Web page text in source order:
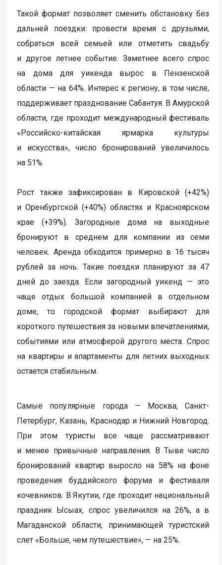
Такой формат позволяет сменить обстановку без
дальней поездки: провести время с друзьями,
собраться всей семьей или отметить свадьбу
и другое летнее событие. Заметнее всего спрос
на дома для уикенда вырос в Пензенской
области — на 64%. Интерес к региону, в том числе,
поддерживает празднование Сабантуя. В Амурской
области, где проходит международный фестиваль
«Российско-китайская ярмарка культуры
и искусства», число бронирований увеличилось
на 51%.
Рост также зафиксирован в Кировской (+42%)
и Оренбургской (+40%) областях и Красноярском
крае (+39%). Загородные дома на выходные
бронируют в среднем для компании из семи
человек. Аренда обходится примерно в 16 тысяч
рублей за ночь. Такие поездки планируют за 47
дней до заезда. Если загородный уикенд — это
чаще отдых большой компанией в отдельном
доме, то городской формат выбирают для
короткого путешествия за новыми впечатлениями,
событиями или атмосферой другого места. Спрос
на квартиры и апартаменты для летних выходных
остается стабильным.
Самые популярные города — Москва, Санкт-
Петербург, Казань, Краснодар и Нижний Новгород.
При этом туристы все чаще рассматривают
и менее привычные направления. В Тыве число
бронирований квартир выросло на 58% на фоне
проведения буддийского форума и фестиваля
кочевников. В Якутии, где проходит национальный
праздник Ысыах, спрос увеличился на 26%, а в
Магаданской области, принимающей туристский
слет «Больше, чем путешествие», — на 25%.